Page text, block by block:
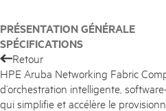
PRÉSENTATION GÉNÉRALE
SPÉCIFICATIONS
Retour
HPE Aruba Networking Fabric
d’orchestration intelligente,
qui simplifie et accélère le